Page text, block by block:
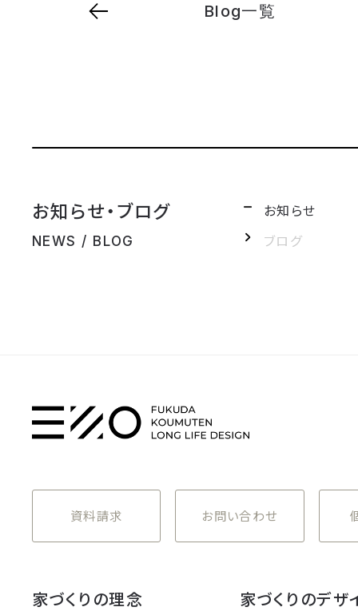
Blog一覧
お知らせ・ブログ
NEWS / BLOG
お知らせ
ブログ
資料請求 お問い合わせ
家づくりの理念 家づくりのデザ